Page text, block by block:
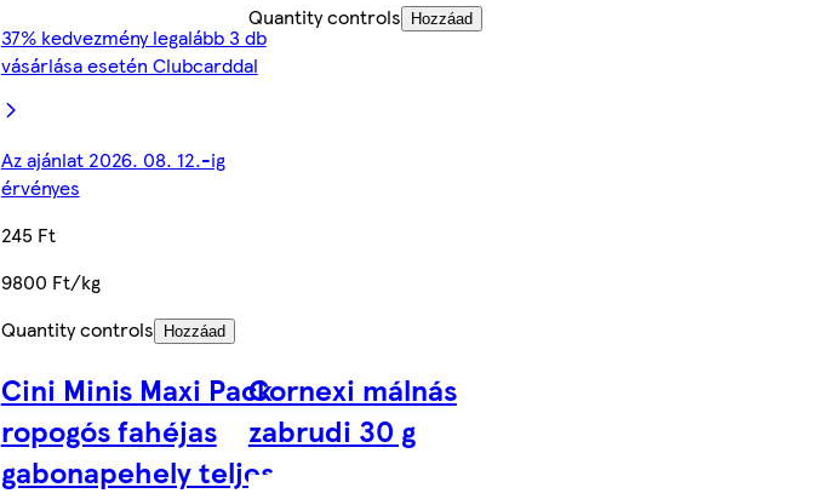
37% kedvezmény legalább 3 db
vásárlása esetén Clubcarddal
Az ajánlat 2026. 08. 12.-ig
érvényes
245 Ft
9800 Ft/kg
Quantity controls
Hozzáad
Quantity controls
Hozzáad
Cini Minis Maxi Pack
ropogós fahéjas
gabonapehely teljes
Cornexi málnás
zabrudi 30 g